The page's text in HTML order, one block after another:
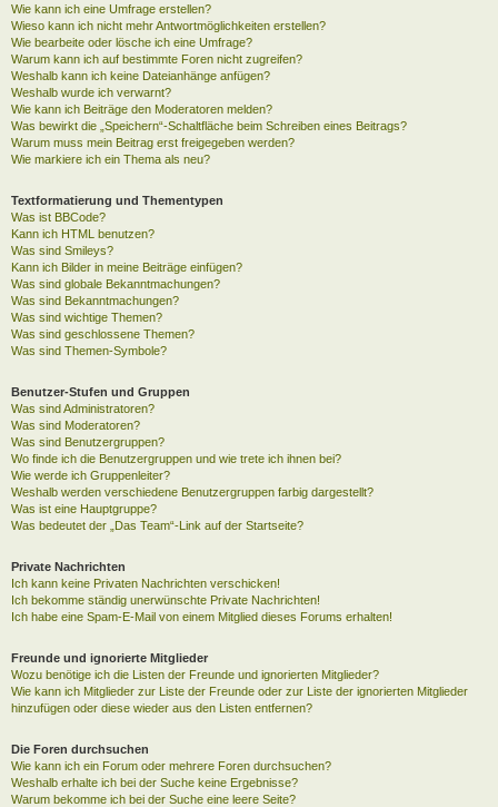
Wie kann ich eine Umfrage erstellen?
Wieso kann ich nicht mehr Antwortmöglichkeiten erstellen?
Wie bearbeite oder lösche ich eine Umfrage?
Warum kann ich auf bestimmte Foren nicht zugreifen?
Weshalb kann ich keine Dateianhänge anfügen?
Weshalb wurde ich verwarnt?
Wie kann ich Beiträge den Moderatoren melden?
Was bewirkt die „Speichern“-Schaltfläche beim Schreiben eines Beitrags?
Warum muss mein Beitrag erst freigegeben werden?
Wie markiere ich ein Thema als neu?
Textformatierung und Thementypen
Was ist BBCode?
Kann ich HTML benutzen?
Was sind Smileys?
Kann ich Bilder in meine Beiträge einfügen?
Was sind globale Bekanntmachungen?
Was sind Bekanntmachungen?
Was sind wichtige Themen?
Was sind geschlossene Themen?
Was sind Themen-Symbole?
Benutzer-Stufen und Gruppen
Was sind Administratoren?
Was sind Moderatoren?
Was sind Benutzergruppen?
Wo finde ich die Benutzergruppen und wie trete ich ihnen bei?
Wie werde ich Gruppenleiter?
Weshalb werden verschiedene Benutzergruppen farbig dargestellt?
Was ist eine Hauptgruppe?
Was bedeutet der „Das Team“-Link auf der Startseite?
Private Nachrichten
Ich kann keine Privaten Nachrichten verschicken!
Ich bekomme ständig unerwünschte Private Nachrichten!
Ich habe eine Spam-E-Mail von einem Mitglied dieses Forums erhalten!
Freunde und ignorierte Mitglieder
Wozu benötige ich die Listen der Freunde und ignorierten Mitglieder?
Wie kann ich Mitglieder zur Liste der Freunde oder zur Liste der ignorierten Mitglieder
hinzufügen oder diese wieder aus den Listen entfernen?
Die Foren durchsuchen
Wie kann ich ein Forum oder mehrere Foren durchsuchen?
Weshalb erhalte ich bei der Suche keine Ergebnisse?
Warum bekomme ich bei der Suche eine leere Seite?